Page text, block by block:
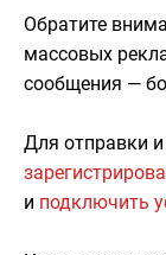
Обратите
массовых
сообщения —
Для отправки
и подключить